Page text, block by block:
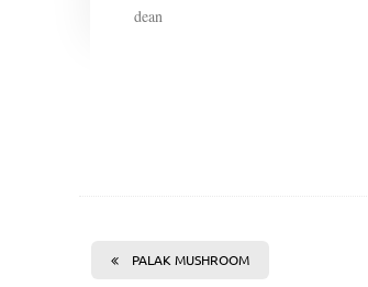
dean
PALAK MUSHROOM